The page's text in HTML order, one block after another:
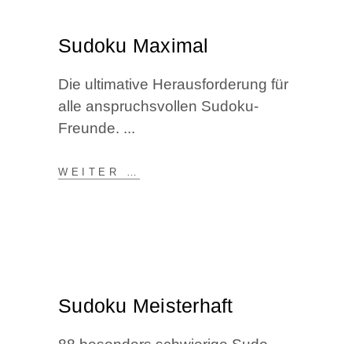
Sudo­ku Maximal
Die ulti­ma­ti­ve Her­aus­for­de­rung für
alle anspruchs­vol­len Sudoku-
Freunde.
WEI­TER …
Sudo­ku Meisterhaft